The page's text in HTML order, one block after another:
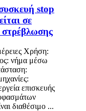
stop
σε
Χρήση:
νήμα μέσω
επισκευής
διαθέσιμο ...